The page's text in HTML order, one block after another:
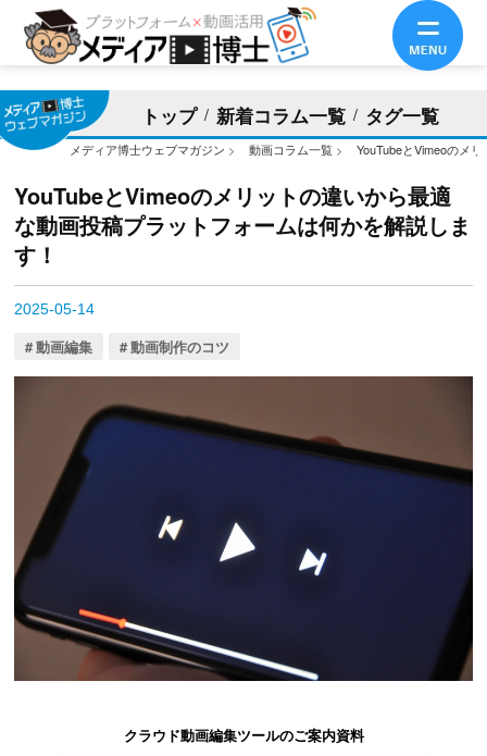
トップ 新着コラム一覧 タグ一覧
メディア博士ウェブマガジン > 動画コラム一覧 > YouTubeとVimeoのメ
YouTubeとVimeoのメリットの違いから最適
な動画投稿プラットフォームは何かを解説しま
す！
2025-05-14
動画編集 動画制作のコツ
クラウド動画編集ツールのご案内資料